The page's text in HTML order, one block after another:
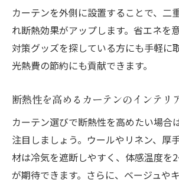
カーテンを外側に設置することで、二
れ断熱効果がアップします。省エネを
対策グッズを探している方にも手軽に
光熱費の節約にも貢献できます。
断熱性を高めるカーテンのインテリ
カーテン選びで断熱性を高めたい場合
注目しましょう。ウールやリネン、厚
材は冷気を遮断しやすく、体感温度
が期待できます。さらに、ベージュや